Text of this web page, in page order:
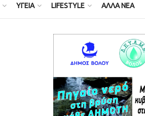
ΥΓΕΙΑ LIFESTYLE ΑΛΛΑ ΝΕΑ